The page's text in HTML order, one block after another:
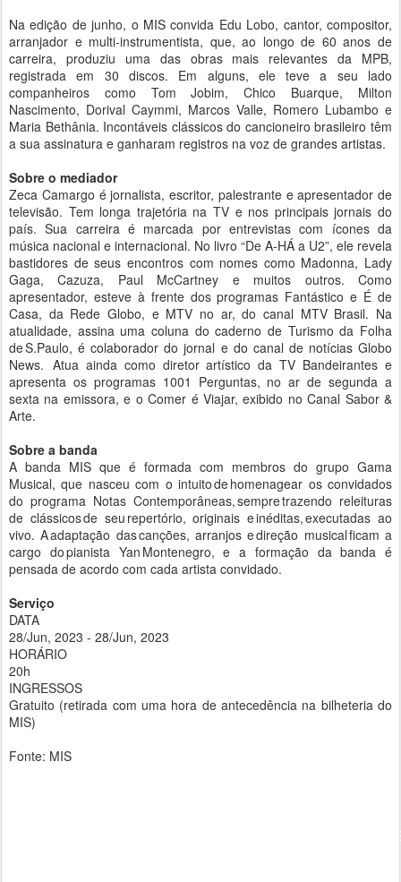
Na edição de junho, o MIS convida Edu Lobo, cantor, compositor,
arranjador e multi-instrumentista, que, ao longo de 60 anos de
carreira, produziu uma das obras mais relevantes da MPB,
registrada em 30 discos. Em alguns, ele teve a seu lado
companheiros como Tom Jobim, Chico Buarque, Milton
Nascimento, Dorival Caymmi, Marcos Valle, Romero Lubambo e
Maria Bethânia. Incontáveis clássicos do cancioneiro brasileiro têm
a sua assinatura e ganharam registros na voz de grandes artistas.
Sobre o mediador
Zeca Camargo é jornalista, escritor, palestrante e apresentador de
televisão. Tem longa trajetória na TV e nos principais jornais do
país. Sua carreira é marcada por entrevistas com ícones da
música nacional e internacional. No livro “De A-HÁ a U2”, ele revela
bastidores de seus encontros com nomes como Madonna, Lady
Gaga, Cazuza, Paul McCartney e muitos outros. Como
apresentador, esteve à frente dos programas Fantástico e É de
Casa, da Rede Globo, e MTV no ar, do canal MTV Brasil. Na
atualidade, assina uma coluna do caderno de Turismo da Folha
de S.Paulo, é colaborador do jornal e do canal de notícias Globo
News. Atua ainda como diretor artístico da TV Bandeirantes e
apresenta os programas 1001 Perguntas, no ar de segunda a
sexta na emissora, e o Comer é Viajar, exibido no Canal Sabor &
Arte.
Sobre a banda
A banda MIS que é formada com membros do grupo Gama
Musical, que nasceu com o intuito de homenagear os convidados
do programa Notas Contemporâneas, sempre trazendo releituras
de clássicos de seu repertório, originais e inéditas, executadas ao
vivo. A adaptação das canções, arranjos e direção musical ficam a
cargo do pianista Yan Montenegro, e a formação da banda é
pensada de acordo com cada artista convidado.
Serviço
DATA
28/Jun, 2023 - 28/Jun, 2023
HORÁRIO
20h
INGRESSOS
Gratuito (retirada com uma hora de antecedência na bilheteria do
MIS)
Fonte: MIS
a couma hora de antecedência na bilheteria do